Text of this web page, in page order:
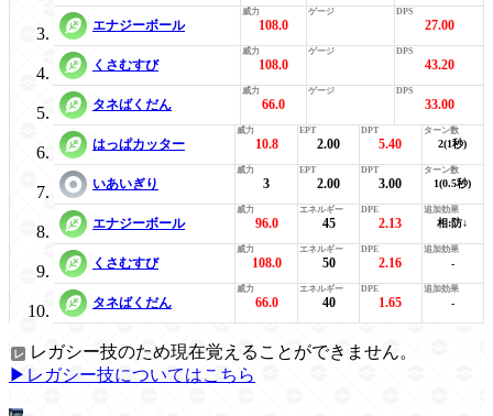
エナジーボール 108.0 27.00
くさむすび 108.0 43.20
タネばくだん 66.0 33.00
はっぱカッター 10.8 2.00 5.40 2(1秒)
いあいぎり 3 2.00 3.00 1(0.5秒)
エナジーボール 96.0 45 2.13 相:防↓
くさむすび 108.0 50 2.16 -
タネばくだん 66.0 40 1.65 -
レガシー技のため現在覚えることができません。
▶レガシー技についてはこちら